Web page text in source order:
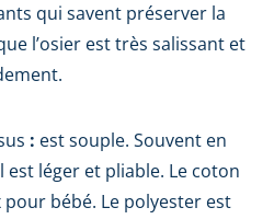
qui savent préserver la
l’osier est très salissant et
: est souple. Souvent en
léger et pliable. Le coton
bébé. Le polyester est